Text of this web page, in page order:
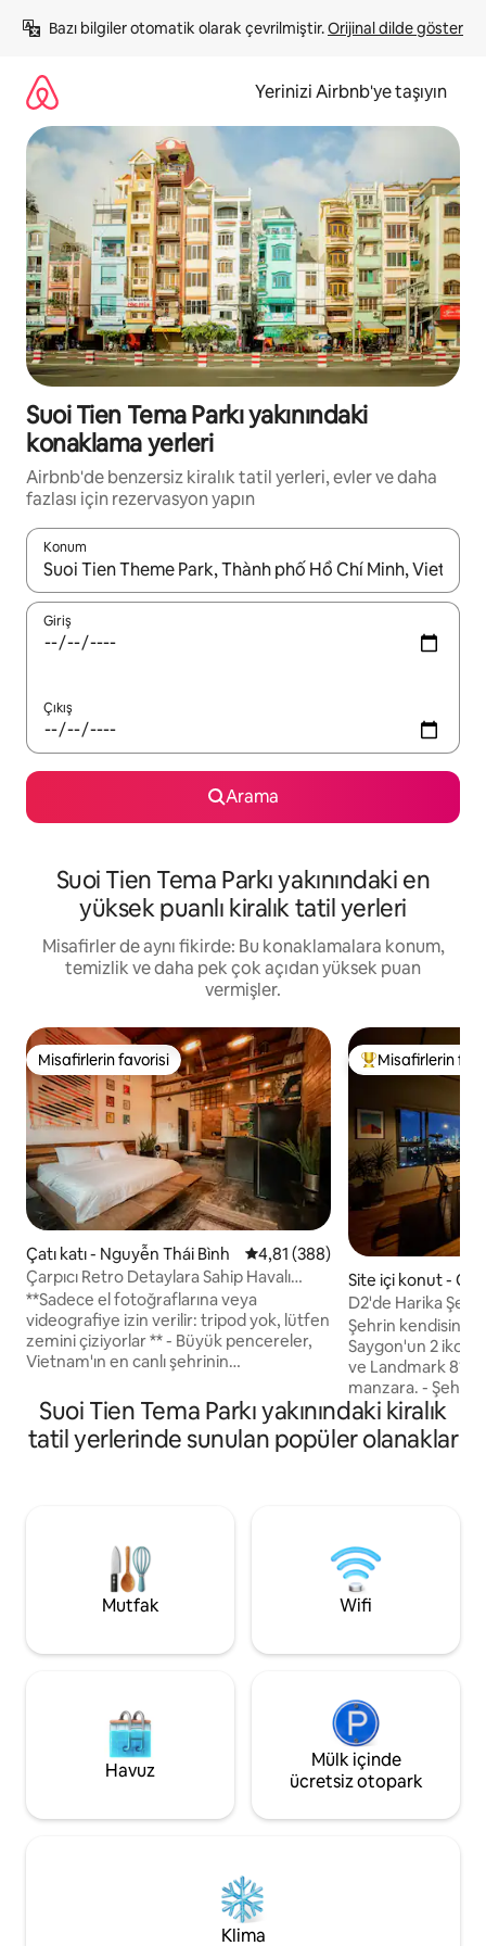
atla
Bazı bilgiler otomatik olarak çevrilmiştir. Orijinal dilde göster
Yerinizi Airbnb'ye taşıyın
Suoi Tien Tema Parkı yakınındaki
konaklama yerleri
Airbnb'de benzersiz kiralık tatil yerleri, evler ve daha
fazlası için rezervasyon yapın
Konum
Sonuçlar kullanılabilir olduğunda yukarı ve aşağı oklarıyla
Giriş
Çıkış
Arama
Suoi Tien Tema Parkı yakınındaki en
yüksek puanlı kiralık tatil yerleri
Misafirler de aynı fikirde: Bu konaklamalara konum,
temizlik ve daha pek çok açıdan yüksek puan
vermişler.
Misafirlerin favorisi
Misafirlerin favorisi
Çatı katı - Nguyễn Thái Bình 5 üzerinden ortalama 4,81
4,81 (388)
Çarpıcı Retro Detaylara Sahip Havalı
Tasarım Daire
**Sadece el fotoğraflarına veya
videografiye izin verilir: tripod yok, lütfen
zemini çiziyorlar ** - Büyük pencereler,
Vietnam'ın en canlı şehrinin
ötedeki demirhindi ağaçlarla çevrili bir
sokağa ve Fransız sömürge dönemi
mimarisine bakıyor. - Sessiz ve temiz bir
sahip bir Android TV 55 inç, size filmler
için veya geceleri müzik eşliğinde
dinlenmek için iyi bir ortam sağlar.
Chromecast ve Apple TV 4K kullanımınız
bilgi aramanız için 22 inçlik bir iMac
için kahve, çay ve mutfak aletleri ile
doludur. - Çamaşır/kurutma makinesi de
Nhat Uluslararası Havaalanı'ndan Nguyen
Hue Caddesi'ne (şehir merkezi 1, HCM
City) taksiyle taksiyle gidin ve evimden 1
dükkanları ve sanat galerileriyle dolu.
Şehrin bazı özlerinin tadını çıkarmak için
kullanmayı düşünüyorsanız 109 numaralı
Misafirlerin
Misafirlerin
Site içi konut -
D2'de Harika
dakika
Şehrin kendisini
Saygon'un 2
ve Landmark 81)
manzara. - Şehrin panoramik manzarası.
- Birden fazla
batımı
spor için 75 inç TV. - Altında Nam An
kat) ve spor
Bölge'ye (şehir
Dien bölgesine 5
Suoi Tien Tema Parkı yakınındaki kiralık
tatil yerlerinde sunulan popüler olanaklar
Mutfak Wifi
Havuz
Mülk içinde
ücretsiz otopark
Klima